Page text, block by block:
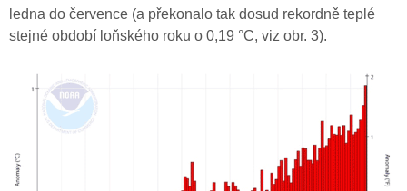
ledna do července (a překonalo tak dosud rekordně teplé
stejné období loňského roku o 0,19 °C, viz obr. 3).